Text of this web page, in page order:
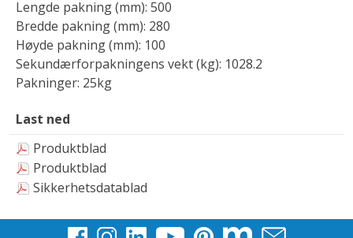
Lengde pakning (mm): 500
Bredde pakning (mm): 280
Høyde pakning (mm): 100
Sekundærforpakningens vekt (kg): 1028.2
Pakninger: 25kg
Last ned
Produktblad
Produktblad
Sikkerhetsdatablad